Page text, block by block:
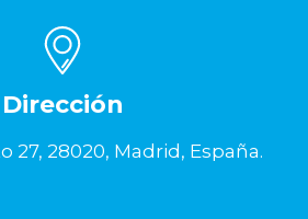
Dirección
27, 28020, Madrid, España.